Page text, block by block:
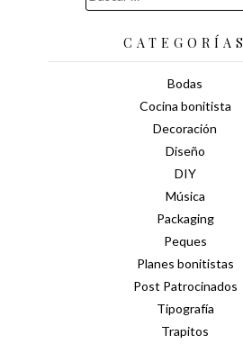
CATEGORÍAS
Bodas
Cocina bonitista
Decoración
Diseño
DIY
Música
Packaging
Peques
Planes bonitistas
Post Patrocinados
Tipografía
Trapitos